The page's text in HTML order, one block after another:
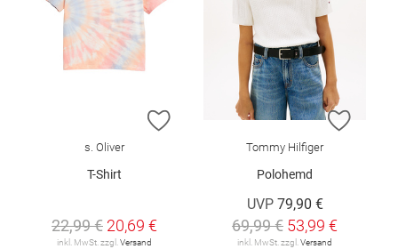
ZUR WUNSCHLISTE HINZUFÜGEN
s. Oliver
T-Shirt
22,99 € 20,69 €
inkl. MwSt. zzgl.Versand
ZUR
Tommy Hilfiger
Polohemd
UVP 79,90 €
69,99 € 53,99 €
inkl. MwSt. zzgl.Versand